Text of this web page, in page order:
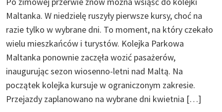
Maltanka. W niedzielę ruszyły pierwsze kursy, choć na
razie tylko w wybrane dni. To moment, na który czekało
wielu mieszkańców i turystów. Kolejka Parkowa
Maltanka ponownie zaczęła wozić pasażerów,
inaugurując sezon wiosenno-letni nad Maltą. Na
początek kolejka kursuje w ograniczonym zakresie.
Przejazdy zaplanowano na wybrane dni kwietnia […]